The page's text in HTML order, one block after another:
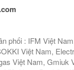
phối : IFM Việt
Việt Nam,
Việt Nam, Gmiuk